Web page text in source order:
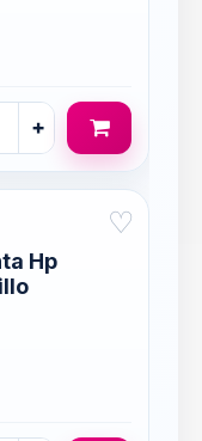
+
♡
Hp